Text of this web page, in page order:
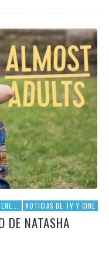
NOTICIAS DE TV Y CINE
DE NATASHA